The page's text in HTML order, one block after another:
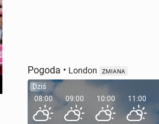
Pogoda • London ZMIANA
Dziś
08:00
09:00 10:00 11:00